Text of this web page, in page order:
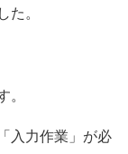
た。
。
入力作業」が必